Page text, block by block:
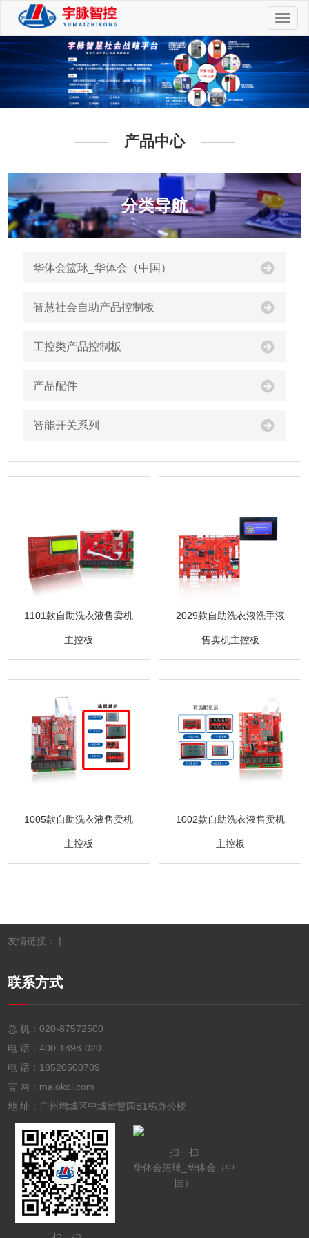
切
换
航
产品中心
分类导航
华体会篮球_华体会（中国）
智慧社会自助产品控制板
工控类产品控制板
产品配件
智能开关系列
1101款自助洗衣液售卖机
主控板
2029款自助洗衣液洗手液
售卖机主控板
1005款自助洗衣液售卖机
主控板
1002款自助洗衣液售卖机
主控板
友情链接： |
联系方式
总 机：020-87572500
电 话：400-1898-020
电 话： 18520500709
官 网：malokoi.com
地 址：广州增城区中城智慧园B1栋办公楼
扫一扫
华体会篮球_华体会（中
国）